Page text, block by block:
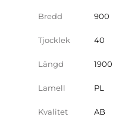
Bredd 900
Tjocklek 40
Längd 1900
Lamell PL
Kvalitet AB